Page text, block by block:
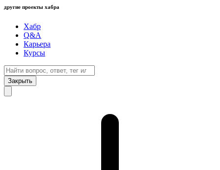
другие проекты хабра
Хабр
Q&A
Карьера
Курсы
Закрыть